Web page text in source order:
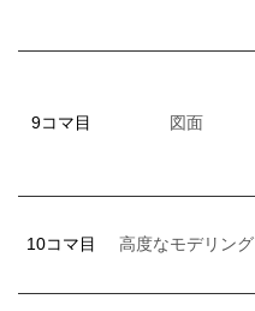
9コマ目 図面
10コマ目 高度なモデリング